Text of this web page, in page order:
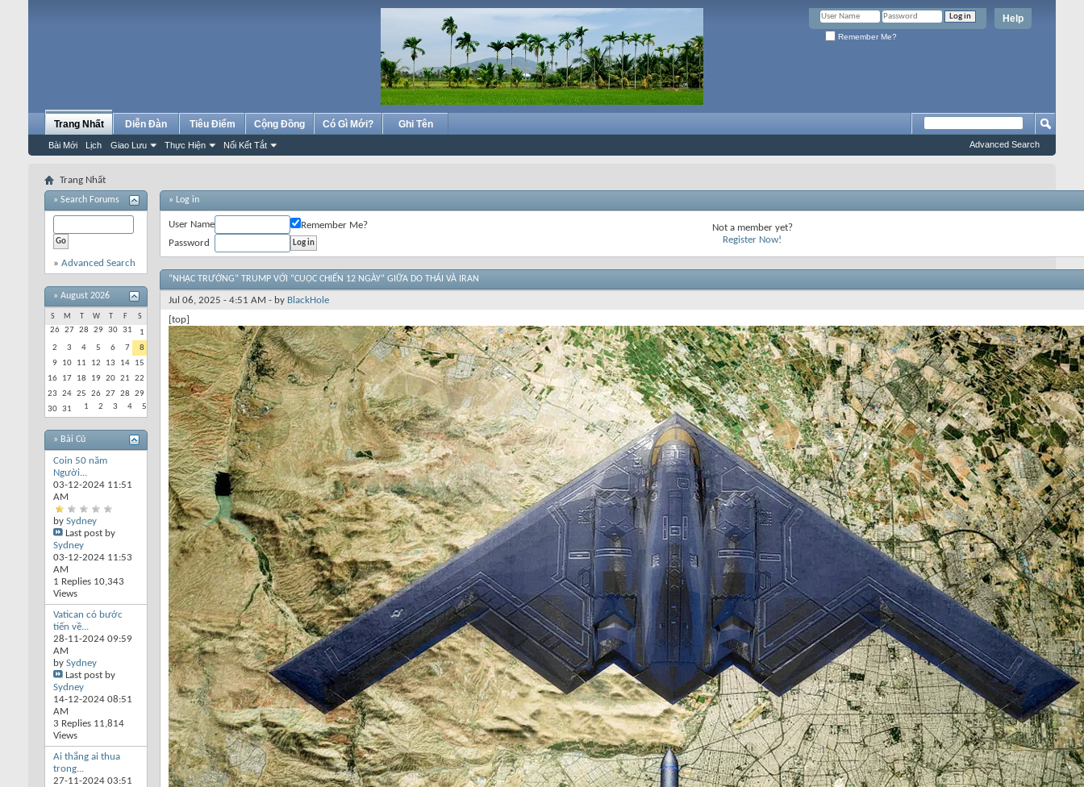
Help
Remember Me?
Trang Nhất
Bài Mới Lịch Giao Lưu Thực Hiện Nối Kết Tắt
Diễn Đàn Tiêu Điểm Cộng Đồng Có Gì Mới? Ghi Tên
Advanced Search
Trang Nhất
» Search Forums
» Advanced Search
» August 2026
S M W F S
26 27 28 29 30 31
1
2
3 4 5 6 7
8
9
10 11 12 13 14
15
16
17 18 19 20 21
22
23
24 25 26 27 28
29
30 31 1 2 3 4 5
» Bài Cũ
Coin 50 năm
Người...
03-12-2024 11:51
AM
by Sydney
Last post by
Sydney
03-12-2024 11:53
AM
1 Replies 10,343
Views
Vatican có bước
tiến về...
28-11-2024 09:59
AM
by Sydney
Last post by
Sydney
14-12-2024 08:51
AM
3 Replies 11,814
Views
Ai thắng ai thua
trong...
27-11-2024 03:51
» Log in
User Name Remember Me?
Not a member yet?
Register Now!
Password
“NHẠC TRƯỞNG” TRUMP VỚI “CUỘC CHIẾN 12 NGÀY” GIỮA DO THÁI VÀ IRAN
Jul 06, 2025 - 4:51 AM - by BlackHole
[top]